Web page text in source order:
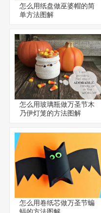
怎么用纸盘做巫婆帽的简
单方法图解
怎么用玻璃瓶做万圣节木
乃伊灯笼的方法图解
怎么用卷纸芯做万圣节蝙